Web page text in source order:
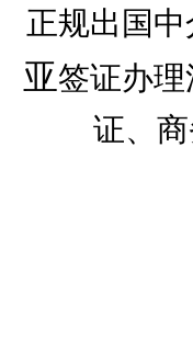
正规出国
亚签证办
证、